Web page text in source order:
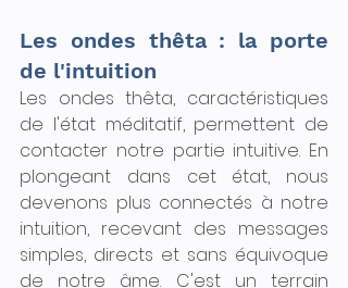
Les ondes thêta : la porte
de l'intuition
Les ondes thêta, caractéristiques
de l'état méditatif, permettent de
contacter notre partie intuitive. En
plongeant dans cet état, nous
devenons plus connectés à notre
intuition, recevant des messages
simples, directs et sans équivoque
de notre âme. C'est un terrain